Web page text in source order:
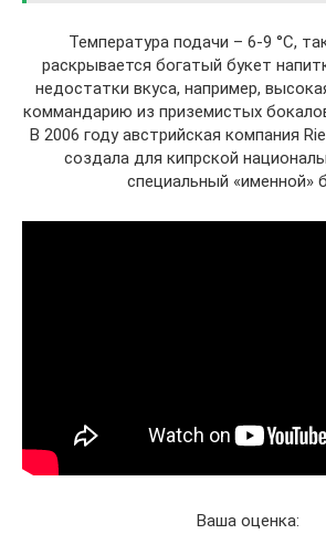
Температура подачи – 6-9 °C,
раскрывается богатый букет
недостатки вкуса, например,
коммандарию из приземистых
В 2006 году австрийская компания
создала для кипрской
специальный «именной»
Ваша оценка: